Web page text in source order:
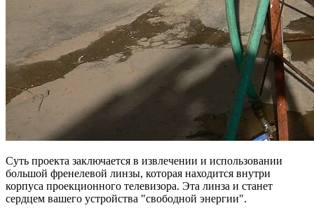
Суть проекта заключается в извлечении и использовании
большой френелевой линзы, которая находится внутри
корпуса проекционного телевизора. Эта линза и станет
сердцем вашего устройства "свободной энергии".